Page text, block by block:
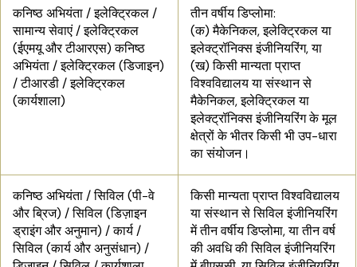
कनिष्ठ अभियंता / इलेक्ट्रिकल /
सामान्य सेवाएं / इलेक्ट्रिकल
(ईएमयू और टीआरएस) कनिष्ठ
अभियंता / इलेक्ट्रिकल (डिजाइन)
/ टीआरडी / इलेक्ट्रिकल
(कार्यशाला)
तीन वर्षीय डिप्लोमा:
(क) मैकेनिकल, इलेक्ट्रिकल या
इलेक्ट्रॉनिक्स इंजीनियरिंग, या
(ख) किसी मान्यता प्राप्त
विश्वविद्यालय या संस्थान से
मैकेनिकल, इलेक्ट्रिकल या
इलेक्ट्रॉनिक्स इंजीनियरिंग के मूल
क्षेत्रों के भीतर किसी भी उप-धारा
का संयोजन।
कनिष्ठ अभियंता / सिविल (पी-वे
और ब्रिज) / सिविल (डिज़ाइन
ड्राइंग और अनुमान) / कार्य /
सिविल (कार्य और अनुसंधान) /
किसी मान्यता प्राप्त विश्वविद्यालय
या संस्थान से सिविल इंजीनियरिंग
में तीन वर्षीय डिप्लोमा, या तीन वर्ष
की अवधि की सिविल इंजीनियरिंग